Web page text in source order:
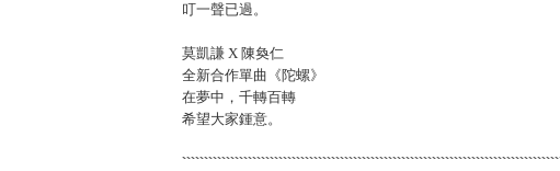
叮一聲已過。
莫凱謙 X 陳奐仁
全新合作單曲《陀螺》
在夢中，千轉百轉
希望大家鍾意。